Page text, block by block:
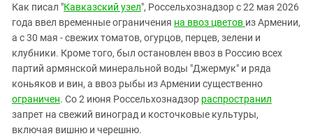
Южная Осетия
Южный Кавказ
ЮФО
Как писал "Кавказский узел", Россельхознадзор с 22 мая 2026
года ввел временные ограничения на ввоз цветов из Армении,
а с 30 мая - свежих томатов, огурцов, перцев, зелени и
клубники. Кроме того, был остановлен ввоз в Россию всех
партий армянской минеральной воды "Джермук" и ряда
коньяков и вин, а ввоз рыбы из Армении существенно
ограничен. Со 2 июня Россельхознадзор распространил
запрет на свежий виноград и косточковые культуры,
включая вишню и черешню.